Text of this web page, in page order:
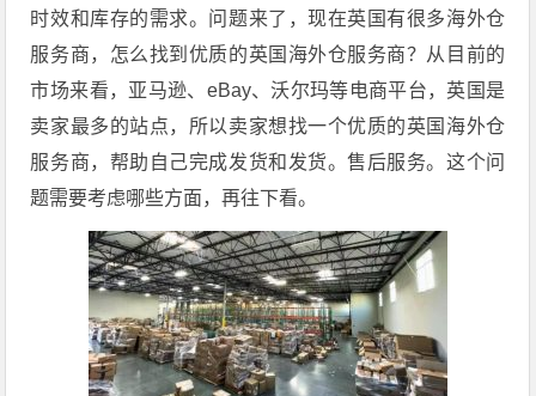
时效和库存的需求。问题来了，现在英国有很多海外仓
服务商，怎么找到优质的英国海外仓服务商？从目前的
市场来看，亚马逊、eBay、沃尔玛等电商平台，英国是
卖家最多的站点，所以卖家想找一个优质的英国海外仓
服务商，帮助自己完成发货和发货。售后服务。这个问
题需要考虑哪些方面，再往下看。